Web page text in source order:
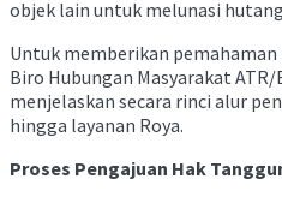
objek lain untuk melunasi
Untuk memberikan pemahaman
Biro Hubungan Masyarakat
menjelaskan secara rinci alur
hingga layanan Roya.
Proses Pengajuan Hak